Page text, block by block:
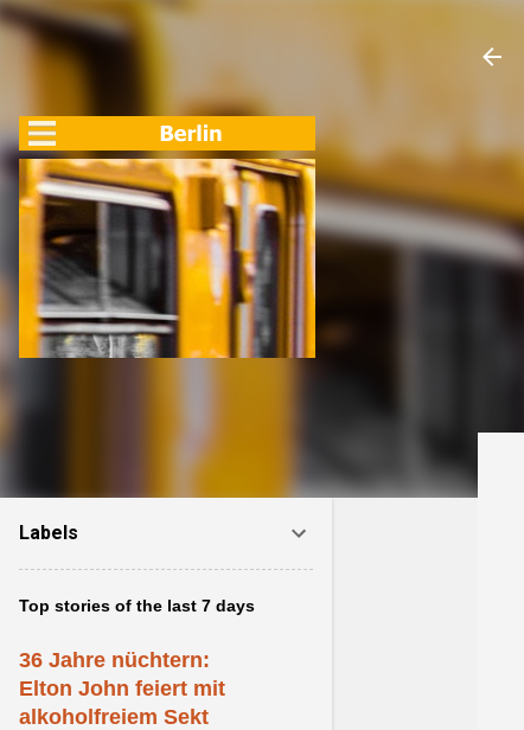
Labels
Top stories of the last 7 days
36 Jahre nüchtern:
Elton John feiert mit
alkoholfreiem Sekt